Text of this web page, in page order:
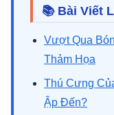
📚 Bài Viết
Vượt Qua
Thảm Họa
Thú Cưng
Ập Đến?